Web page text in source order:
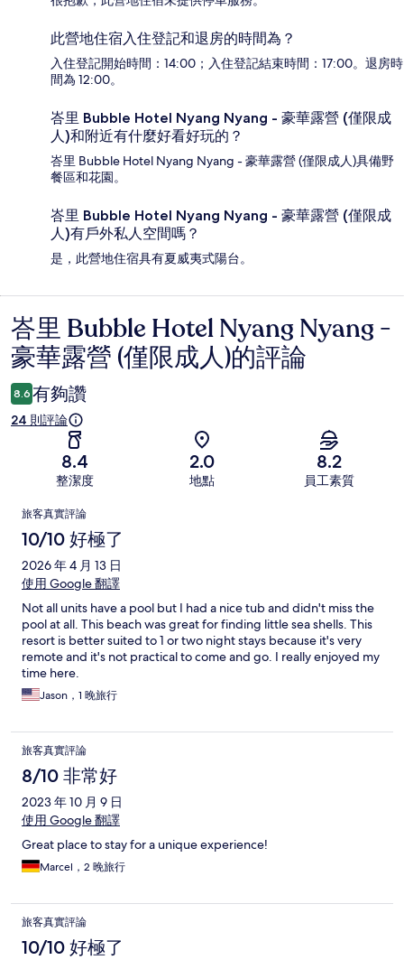
此營地住宿入住登記和退房的時間為？
入住登記開始時間：14:00；入住登記結束時間：17:00。退房時
間為 12:00。
峇里 Bubble Hotel Nyang Nyang - 豪華露營 (僅限成
人)和附近有什麼好看好玩的？
峇里 Bubble Hotel Nyang Nyang - 豪華露營 (僅限成人)具備野
餐區和花園。
峇里 Bubble Hotel Nyang Nyang - 豪華露營 (僅限成
人)有戶外私人空間嗎？
是，此營地住宿具有夏威夷式陽台。
評
論
峇里 Bubble Hotel Nyang Nyang -
豪華露營 (僅限成人)的評論
8.6 有夠讚
24 則評論
8.4
整潔度
2.0
地點
8.2
員工素質
評
論
旅客真實評論
10/10 好極了
2026 年 4 月 13 日
使用 Google 翻譯
Not all units have a pool but I had a nice tub and didn't miss the
pool at all. This beach was great for finding little sea shells. This
resort is better suited to 1 or two night stays because it's very
remote and it's not practical to come and go. I really enjoyed my
time here.
Jason，1 晚旅行
旅客真實評論
8/10 非常好
2023 年 10 月 9 日
使用 Google 翻譯
Great place to stay for a unique experience!
Marcel，2 晚旅行
旅客真實評論
10/10 好極了